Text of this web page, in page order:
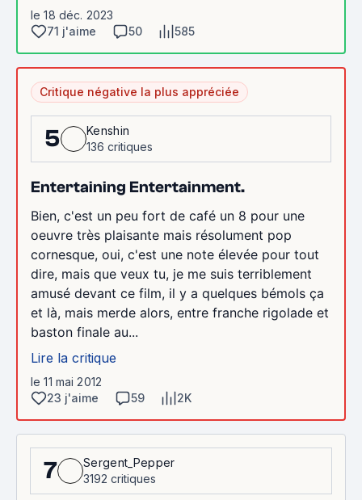
le 18 déc. 2023
71 j'aime
50 585
Critique négative la plus appréciée
5
Kenshin
136 critiques
Entertaining Entertainment.
Bien, c'est un peu fort de café un 8 pour une
oeuvre très plaisante mais résolument pop
cornesque, oui, c'est une note élevée pour tout
dire, mais que veux tu, je me suis terriblement
amusé devant ce film, il y a quelques bémols ça
et là, mais merde alors, entre franche rigolade et
baston finale au...
Lire la critique
le 11 mai 2012
23 j'aime
59 2K
7
Sergent_Pepper
3192 critiques